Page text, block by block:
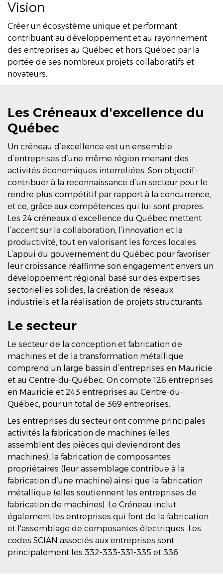
Vision
Créer un écosystème unique et performant
contribuant au développement et au rayonnement
des entreprises au Québec et hors Québec par la
portée de ses nombreux projets collaboratifs et
novateurs.
Les Créneaux d'excellence du
Québec
Un créneau d’excellence est un ensemble
d’entreprises d’une même région menant des
activités économiques interreliées. Son objectif :
contribuer à la reconnaissance d’un secteur pour le
rendre plus compétitif par rapport à la concurrence,
et ce, grâce aux compétences qui lui sont propres.
Les 24 créneaux d’excellence du Québec mettent
l’accent sur la collaboration, l’innovation et la
productivité, tout en valorisant les forces locales.
L’appui du gouvernement du Québec pour favoriser
leur croissance réaffirme son engagement envers un
développement régional basé sur des expertises
sectorielles solides, la création de réseaux
industriels et la réalisation de projets structurants.
Le secteur
Le secteur de la conception et fabrication de
machines et de la transformation métallique
comprend un large bassin d’entreprises en Mauricie
et au Centre-du-Québec. On compte 126 entreprises
en Mauricie et 243 entreprises au Centre-du-
Québec, pour un total de 369 entreprises.
Les entreprises du secteur ont comme principales
activités la fabrication de machines (elles
assemblent des pièces qui deviendront des
machines), la fabrication de composantes
propriétaires (leur assemblage contribue à la
fabrication d’une machine) ainsi que la fabrication
métallique (elles soutiennent les entreprises de
fabrication de machines). Le Créneau inclut
également les entreprises qui font de la fabrication
et l'assemblage de composantes électriques. Les
codes SCIAN associés aux entreprises sont
principalement les 332-333-331-335 et 336.